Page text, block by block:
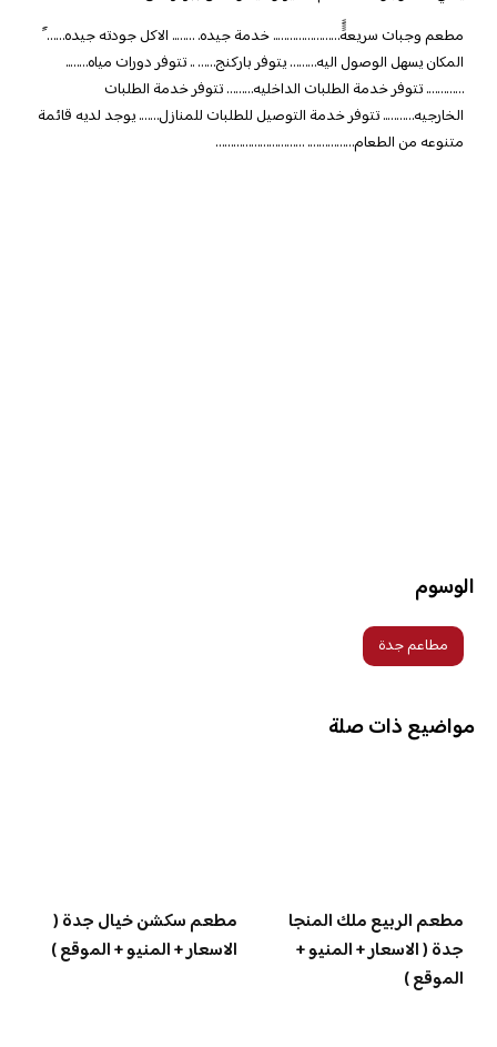
مطعم وجبات سريعهََََََ………………….. خدمة جيده. …….. الاكل جودته جيده…… َََ
المكان يسهل الوصول اليه……… يتوفر باركنج…… .. تتوفر دورات مياه……..
…………. تتوفر خدمة الطلبات الداخليه……… تتوفر خدمة الطلبات
الخارجيه……….. تتوفر خدمة التوصيل للطلبات للمنازل……. يوجد لديه قائمة
متنوعه من الطعام……………. …………………………
الوسوم
مطاعم جدة
مواضيع ذات صلة
مطعم الربيع ملك المنجا
جدة ( الاسعار + المنيو +
الموقع )
مطعم سكشن خيال جدة (
الاسعار + المنيو + الموقع )